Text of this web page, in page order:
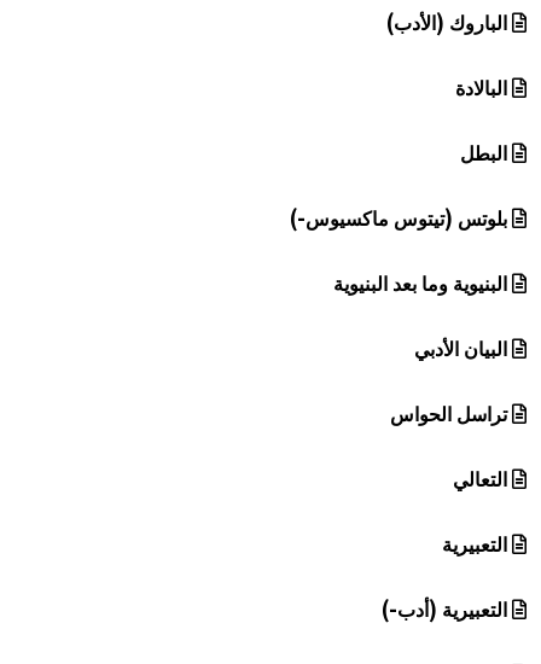
الباروك (الأدب)
البالادة
البطل
بلوتس (تيتوس ماكسيوس-)
البنيوية وما بعد البنيوية
البيان الأدبي
تراسل الحواس
التعالي
التعبيرية
التعبيرية (أدب-)